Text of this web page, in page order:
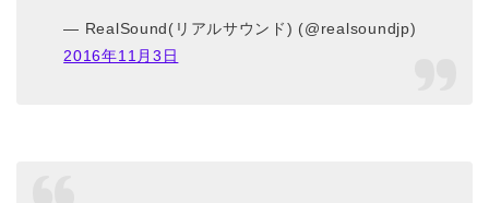
— RealSound(リアルサウンド) (@realsoundjp)
2016年11月3日